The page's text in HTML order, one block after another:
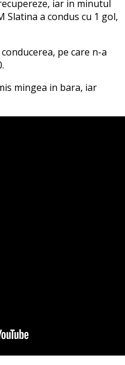
iar in minutul
Slatina a condus cu 1 gol,
pe care n-a
mingea in bara, iar